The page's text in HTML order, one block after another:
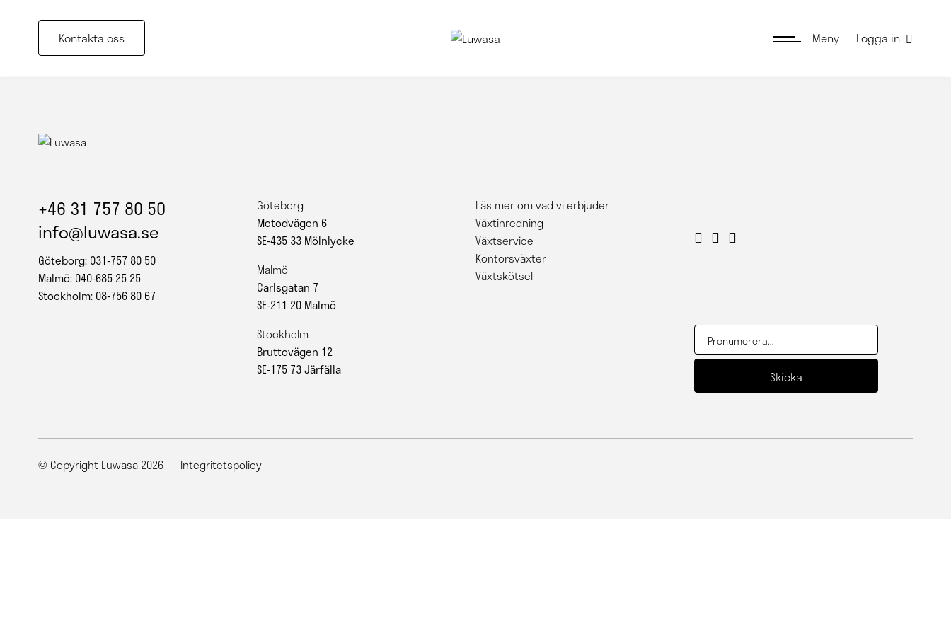
Kontakta oss Meny Logga in
+46 31 757 80 50
info@luwasa.se
Göteborg: 031-757 80 50
Malmö: 040-685 25 25
Stockholm: 08-756 80 67
Göteborg
Metodvägen 6
SE-435 33 Mölnlycke
Malmö
Carlsgatan 7
SE-211 20 Malmö
Stockholm
Bruttovägen 12
SE-175 73 Järfälla
Läs mer om vad vi erbjuder
Växtinredning
Växtservice
Kontorsväxter
Växtskötsel
© Copyright Luwasa 2026 Integritetspolicy